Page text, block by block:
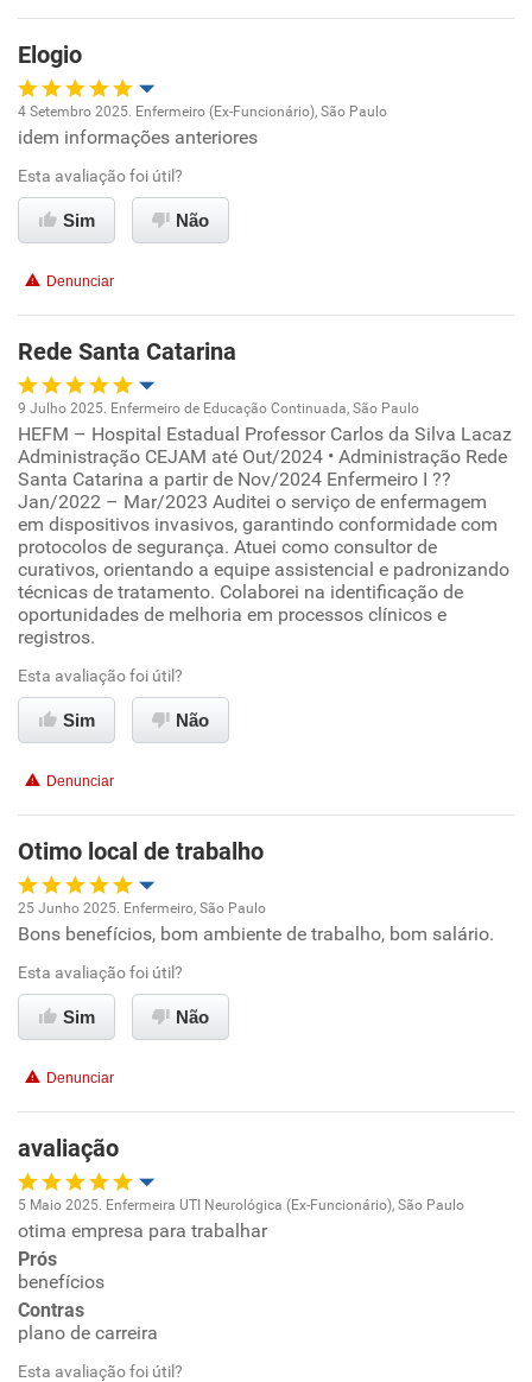
Ambiente de trabalho
Conciliação com a vida familiar
Benefícios
Recomenda esta empresa
Recomenda a diretoria
Elogio
Oportunidade de promoção
Ambiente de trabalho
Benefícios
Recomenda esta empresa
Recomenda a diretoria
4 Setembro 2025. Enfermeiro (Ex-Funcionário), São Paulo
idem informações anteriores
Esta avaliação foi útil?
Sim Não
Denunciar
Rede Santa Catarina
Oportunidade de promoção
Ambiente de trabalho
Conciliação com a vida familiar
Benefícios
Recomenda esta empresa
Recomenda a diretoria
9 Julho 2025. Enfermeiro de Educação Continuada, São Paulo
HEFM – Hospital Estadual Professor Carlos da Silva Lacaz
Administração CEJAM até Out/2024 • Administração Rede
Santa Catarina a partir de Nov/2024 Enfermeiro I ??
Jan/2022 – Mar/2023 Auditei o serviço de enfermagem
em dispositivos invasivos, garantindo conformidade com
protocolos de segurança. Atuei como consultor de
curativos, orientando a equipe assistencial e padronizando
técnicas de tratamento. Colaborei na identificação de
oportunidades de melhoria em processos clínicos e
registros.
Esta avaliação foi útil?
Sim Não
Denunciar
Otimo local de trabalho
Oportunidade de promoção
Ambiente de trabalho
Benefícios
Recomenda esta empresa
25 Junho 2025. Enfermeiro, São Paulo
Bons benefícios, bom ambiente de trabalho, bom salário.
Esta avaliação foi útil?
Sim Não
Denunciar
avaliação
Oportunidade de promoção
Ambiente de trabalho
5 Maio 2025. Enfermeira UTI Neurológica (Ex-Funcionário), São Paulo
otima empresa para trabalhar
Prós
benefícios
Contras
plano de carreira
Esta avaliação foi útil?